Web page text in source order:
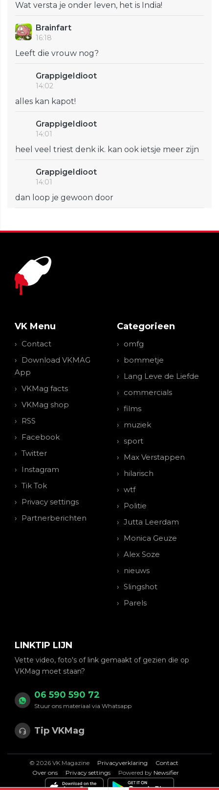
Wat versta je onder leven, het is India!
Brainfart
16:18
Leeft die vrouw nog?
GrappigeIdioot
14:02
alles kan kapot!
GrappigeIdioot
14:01
heel veel triest denk ik. kan ook ietsje meer zijn
GrappigeIdioot
14:01
dan loop je gewoon door
VK Menu
Contact
Download VKMAG
App
VKMag facts
VKMag shop
RSS
Facebook
Twitter
Instagram
Tik Tok
Privacy settings
Partnerberichten
Categorieen
omfg
bommetje
Lang Leve de Liefde
commercials
films
muziek
sport
Max Verstappen
hilarisch
wtf
Politie
Jutta Leerdam
Monica Geuze
Alex Soze
nieuws
Slingshot
Parels
LINKTIP LIJN
Vette video, foto's of link gemaakt of gezien die op
VKMag moet staan?
06 590 590 72
Stuur ons materiaal via Whatsapp
Tip VKMag
© 2026 VK Magazine Privacyverklaring
Contact
Over ons
Privacy settings Powered by Newsifier